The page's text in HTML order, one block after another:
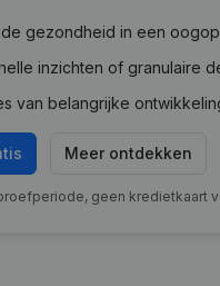
gezondheid in een
inzichten of granulaire
van belangrijke
Meer ontdekken
geen kredietkaart